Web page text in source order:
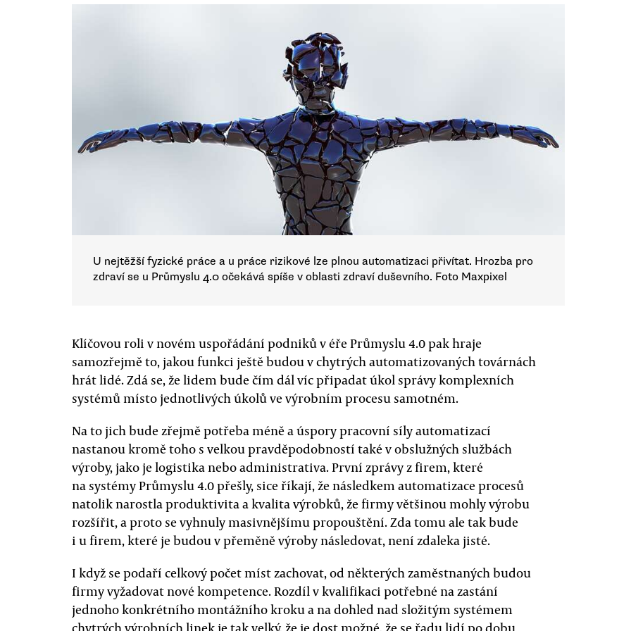
U nejtěžší fyzické práce a u práce rizikové lze plnou automatizaci přivítat. Hrozba pro
zdraví se u Průmyslu 4.0 očekává spíše v oblasti zdraví duševního. Foto Maxpixel
Klíčovou roli v novém uspořádání podniků v éře Průmyslu 4.0 pak hraje
samozřejmě to, jakou funkci ještě budou v chytrých automatizovaných továrnách
hrát lidé. Zdá se, že lidem bude čím dál víc připadat úkol správy komplexních
systémů místo jednotlivých úkolů ve výrobním procesu samotném.
Na to jich bude zřejmě potřeba méně a úspory pracovní síly automatizací
nastanou kromě toho s velkou pravděpodobností také v obslužných službách
výroby, jako je logistika nebo administrativa. První zprávy z firem, které
na systémy Průmyslu 4.0 přešly, sice říkají, že následkem automatizace procesů
natolik narostla produktivita a kvalita výrobků, že firmy většinou mohly výrobu
rozšířit, a proto se vyhnuly masivnějšímu propouštění. Zda tomu ale tak bude
i u firem, které je budou v přeměně výroby následovat, není zdaleka jisté.
I když se podaří celkový počet míst zachovat, od některých zaměstnaných budou
firmy vyžadovat nové kompetence. Rozdíl v kvalifikaci potřebné na zastání
jednoho konkrétního montážního kroku a na dohled nad složitým systémem